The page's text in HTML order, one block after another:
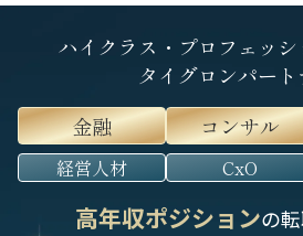
ハイクラス・プロフェッシ
タイグロンパー
金融
コンサル
経営人材 CxO
高年収ポジションの